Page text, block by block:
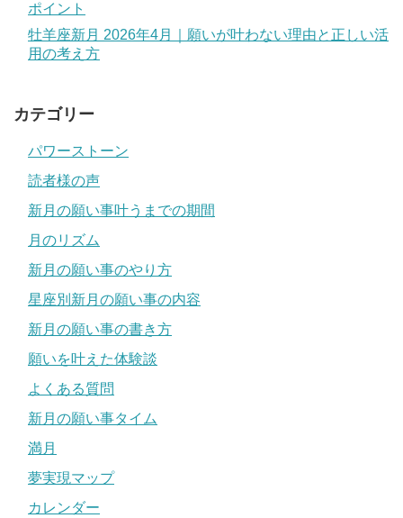
ポイント
牡羊座新月 2026年4月｜願いが叶わない理由と正しい活
用の考え方
カテゴリー
パワーストーン
読者様の声
新月の願い事叶うまでの期間
月のリズム
新月の願い事のやり方
星座別新月の願い事の内容
新月の願い事の書き方
願いを叶えた体験談
よくある質問
新月の願い事タイム
満月
夢実現マップ
カレンダー